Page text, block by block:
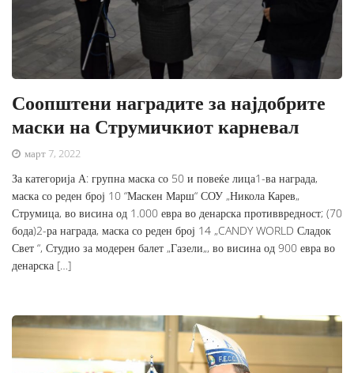
Соопштени наградите за најдобрите
маски на Струмичкиот карневал
март 7, 2022
За категорија А: групна маска со 50 и повеќе лица1-ва награда,
маска со реден број 10 “Маскен Марш“ СОУ „Никола Карев„
Струмица, во висина од 1.000 евра во денарска противвредност; (70
бода)2-ра награда, маска со реден број 14 „CANDY WORLD Сладок
Свет “, Студио за модерен балет „Газели„, во висина од 900 евра во
денарска […]